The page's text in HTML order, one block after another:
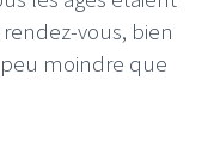
vous, bien
moindre que